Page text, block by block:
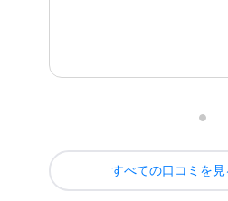
すべての口コミを見